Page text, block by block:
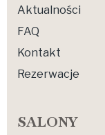
Aktualności
FAQ
Kontakt
Rezerwacje
SALONY